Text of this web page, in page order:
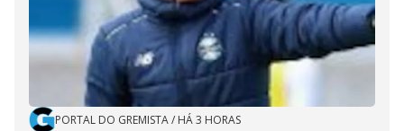
PORTAL DO GREMISTA/ HÁ 3 HORAS